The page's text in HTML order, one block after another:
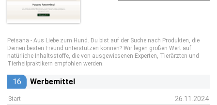
Petsana - Aus Liebe zum Hund. Du bist auf der Suche nach Produkten, die
Deinen besten Freund unterstützen können? Wir legen großen Wert auf
natürliche Inhaltsstoffe, die von ausgewiesenen Experten, Tierärzten und
Tierheilpraktikern empfohlen werden.
16 Werbemittel
Start 26.11.2024